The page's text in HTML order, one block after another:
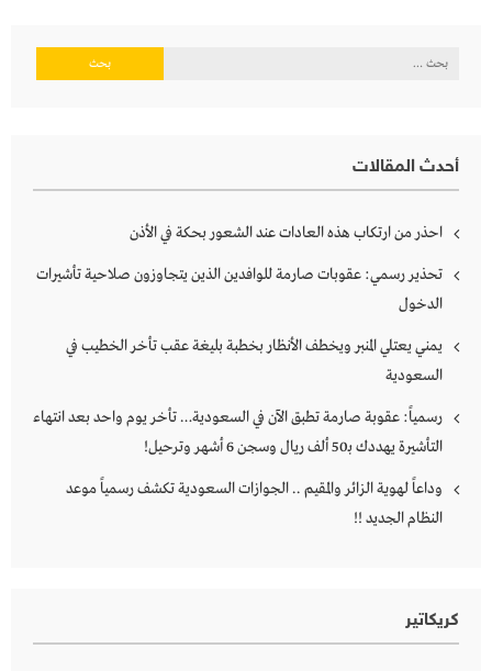
البحث
أحدث المقالات
احذر من ارتكاب هذه العادات عند الشعور بحكة في الأذن
تحذير رسمي: عقوبات صارمة للوافدين الذين يتجاوزون صلاحية تأشيرات
الدخول
يمني يعتلي المنبر ويخطف الأنظار بخطبة بليغة عقب تأخر الخطيب في
السعودية
رسمياً: عقوبة صارمة تطبق الآن في السعودية… تأخر يوم واحد بعد انتهاء
التأشيرة يهددك بـ50 ألف ريال وسجن 6 أشهر وترحيل!
وداعاً لهوية الزائر والمقيم .. الجوازات السعودية تكشف رسمياً موعد
النظام الجديد !!
كريكاتير